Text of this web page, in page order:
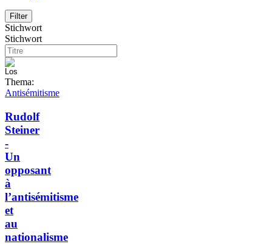
Stichwort
Stichwort
Thema:
Antisémitisme
Rudolf
Steiner
-
Un
opposant
à
l’antisémitisme
et
au
nationalisme